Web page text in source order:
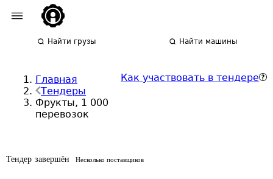
Найти грузы Найти машины
Главная
Тендеры
Фрукты, 1 000
перевозок
Как участвовать в тендере
Тендер завершён Несколько поставщиков